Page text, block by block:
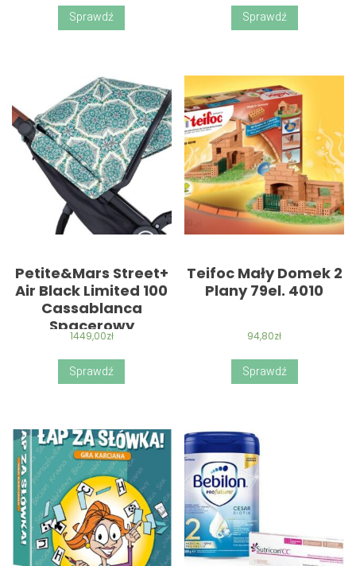
Sprawdź Sprawdź
Petite&Mars Street+
Air Black Limited 100
Cassablanca
Spacerowy
1449,00zł
Sprawdź
Teifoc Mały Domek 2
Plany 79el. 4010
94,80zł
Sprawdź